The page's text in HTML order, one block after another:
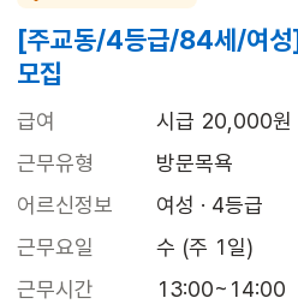
[주교동/4등급/84세/여성
모집
급여
시급 20,000원
근무유형
방문목욕
어르신정보
여성 · 4등급
근무요일
수 (주 1일)
근무시간
13:00~14:00